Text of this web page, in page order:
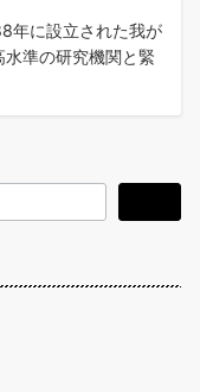
年に設立された我が
準の研究機関と緊